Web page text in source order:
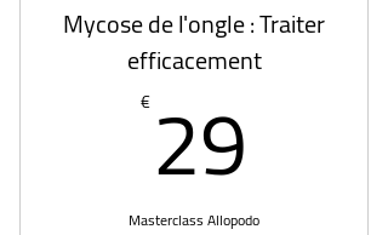
Mycose de l'ongle : Traiter
efficacement
€ 29
Masterclass Allopodo